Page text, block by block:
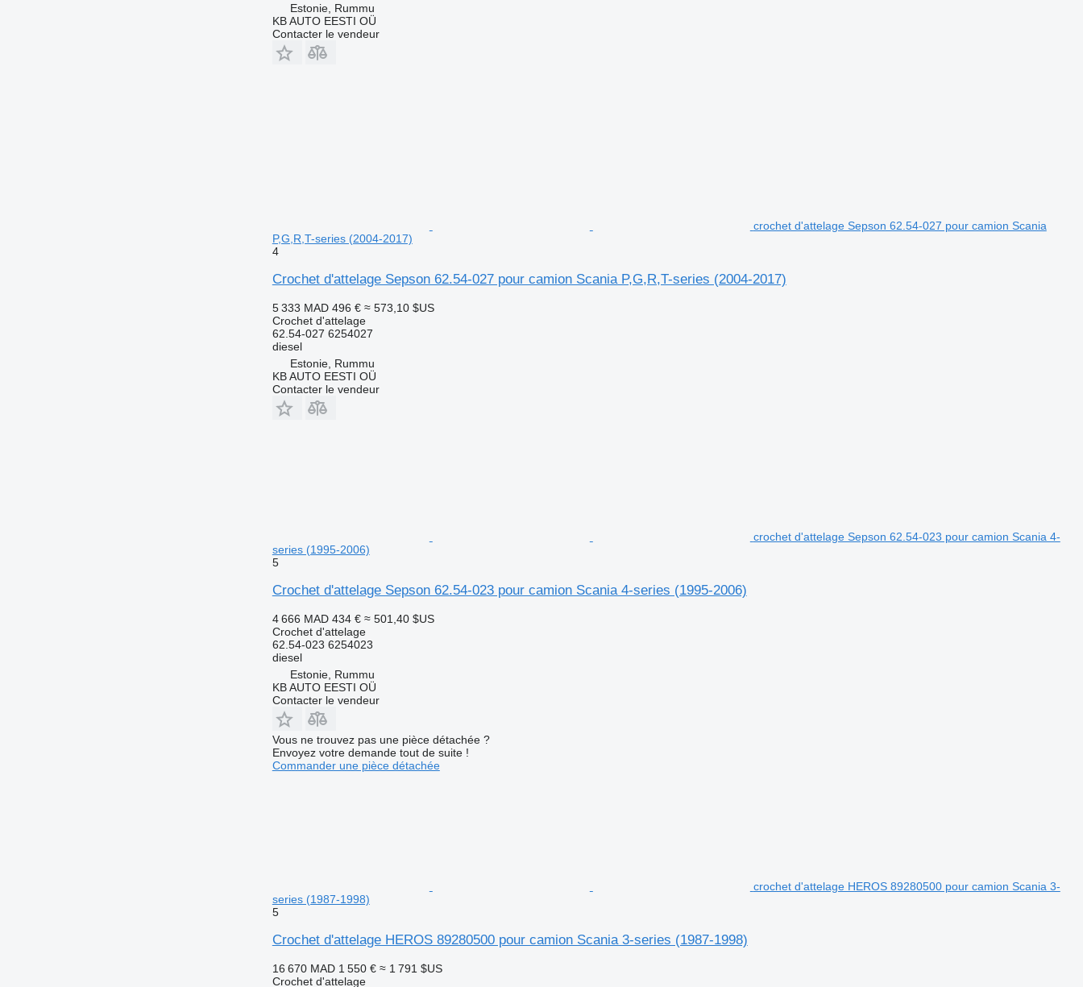
Estonie, Rummu
KB AUTO EESTI OÜ
Contacter le vendeur
crochet d'attelage Sepson 62.54-027 pour camion Scania
P,G,R,T-series (2004-2017)
4
Crochet d'attelage Sepson 62.54-027 pour camion Scania P,G,R,T-series (2004-2017)
5 333 MAD 496 € ≈ 573,10 $US
Crochet d'attelage
62.54-027 6254027
diesel
Estonie, Rummu
KB AUTO EESTI OÜ
Contacter le vendeur
crochet d'attelage Sepson 62.54-023 pour camion Scania 4-
series (1995-2006)
5
Crochet d'attelage Sepson 62.54-023 pour camion Scania 4-series (1995-2006)
4 666 MAD 434 € ≈ 501,40 $US
Crochet d'attelage
62.54-023 6254023
diesel
Estonie, Rummu
KB AUTO EESTI OÜ
Contacter le vendeur
Vous ne trouvez pas une pièce détachée ?
Envoyez votre demande tout de suite !
Commander une pièce détachée
crochet d'attelage HEROS 89280500 pour camion Scania 3-
series (1987-1998)
5
Crochet d'attelage HEROS 89280500 pour camion Scania 3-series (1987-1998)
16 670 MAD 1 550 € ≈ 1 791 $US
Crochet d'attelage